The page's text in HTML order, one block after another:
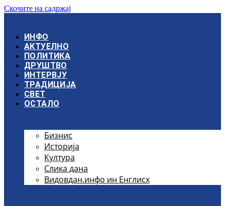
Скочите на садржај
ИНФО
АКТУЕЛНО
ПОЛИТИКА
ДРУШТВО
ИНТЕРВЈУ
ТРАДИЦИЈА
СВЕТ
ОСТАЛО
Бизнис
Историја
Култура
Слика дана
Видовдан.инфо ин Енглисх